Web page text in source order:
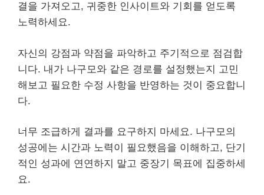
결을 가져오고, 귀중한 인사이트와 기회를 얻도록
노력하세요.
자신의 강점과 약점을 파악하고 주기적으로 점검합
니다. 내가 나구모와 같은 경로를 설정했는지 고민
해보고 필요한 수정 사항을 반영하는 것이 중요합니
다.
너무 조급하게 결과를 요구하지 마세요. 나구모의
성공에는 시간과 노력이 필요했음을 이해하고, 단기
적인 성과에 연연하지 말고 중장기 목표에 집중하세
요.